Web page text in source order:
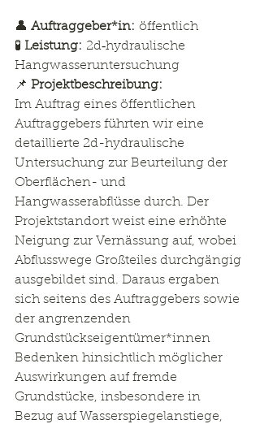
👤 Auftraggeber*in: öffentlich
🧪 Leistung: 2d‑hydraulische
Hangwasseruntersuchung
📌 Projektbeschreibung:
Im Auftrag eines öffentlichen
Auftraggebers führten wir eine
detaillierte 2d-hydraulische
Untersuchung zur Beurteilung der
Oberflächen- und
Hangwasserabflüsse durch. Der
Projektstandort weist eine erhöhte
Neigung zur Vernässung auf, wobei
Abflusswege Großteiles durchgängig
ausgebildet sind. Daraus ergaben
sich seitens des Auftraggebers sowie
der angrenzenden
Grundstückseigentümer*innen
Bedenken hinsichtlich möglicher
Auswirkungen auf fremde
Grundstücke, insbesondere in
Bezug auf Wasserspiegelanstiege,